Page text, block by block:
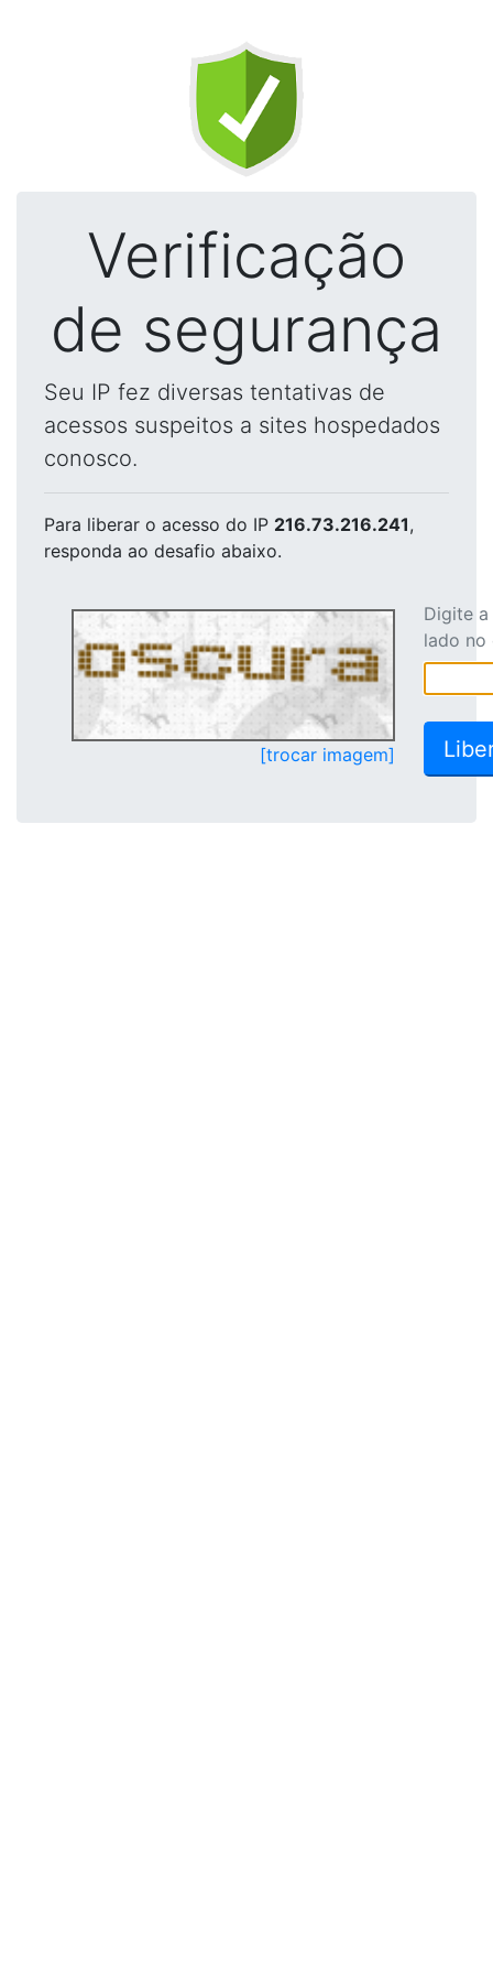
Verificação
de segurança
Seu IP fez diversas tentativas de
acessos suspeitos a sites hospedados
conosco.
Para liberar o acesso do IP 216.73.216.241,
responda ao desafio abaixo.
[trocar imagem]
Digite
lado no